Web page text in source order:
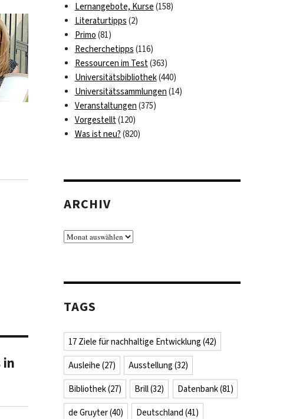
in
Lernangebote, Kurse (158)
Literaturtipps (2)
Primo (81)
Recherchetipps (116)
Ressourcen im Test(363)
Universitätsbibliothek(440)
Universitätssammlungen (14)
Veranstaltungen (375)
Vorgestellt(120)
Was ist neu? (820)
ARCHIV
Archiv
TAGS
17 Ziele für nachhaltige Entwicklung (42)
Ausleihe (27) Ausstellung (32)
Bibliothek(27) Brill(32) Datenbank(81)
de Gruyter(40) Deutschland (41)